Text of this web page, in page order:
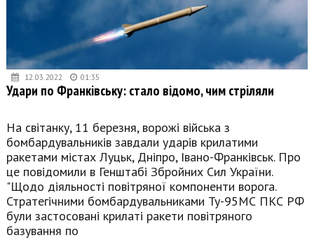
12.03.2022 01:35
Удари по Франківську: стало відомо, чим стріляли
На світанку, 11 березня, ворожі війська з
бомбардувальників завдали ударів крилатими
ракетами містах Луцьк, Дніпро, Івано-Франківськ. Про
це повідомили в Генштабі Збройних Сил України.
"Щодо діяльності повітряної компоненти ворога.
Стратегічними бомбардувальниками Ту-95МС ПКС РФ
були застосовані крилаті ракети повітряного
базування по